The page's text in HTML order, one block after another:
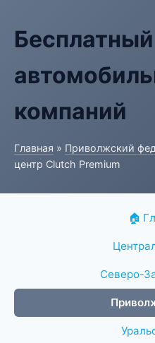
компаний
Главная » Приволжский
центр Clutch Premium
🏠
Северо-